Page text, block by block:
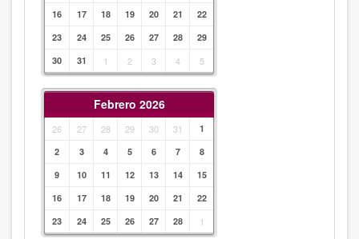
16
17 18 19 20 21
22
23
24 25 26 27 28
29
30
31 1 2 3 4 5
Febrero 2026
26 27 28 29 30 31
1
2
3 4 5 6 7
8
9
10 11 12 13 14
15
16
17 18 19 20 21
22
23
24 25 26 27 28 1